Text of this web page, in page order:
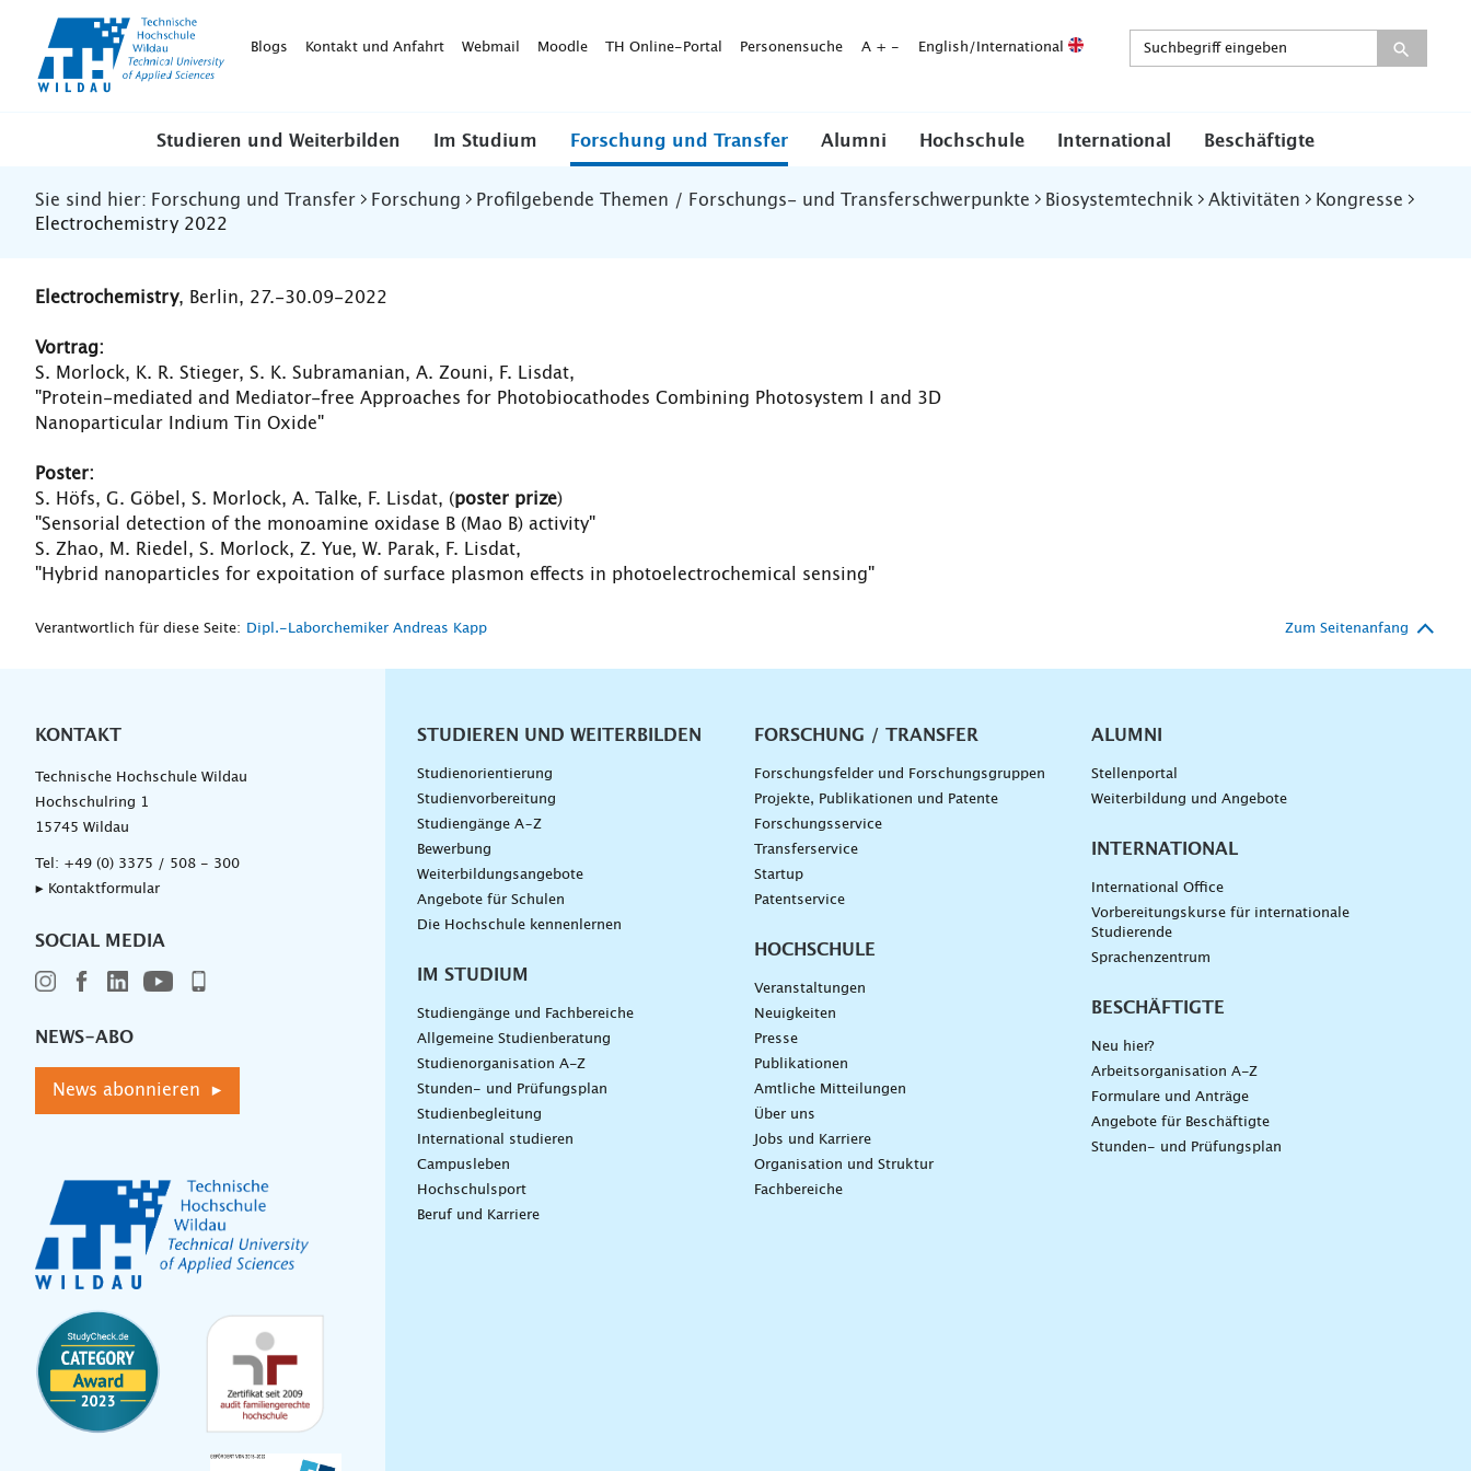
WildauBlogs Kontakt und Anfahrt Webmail Moodle TH Online-Portal Personensuche A + - English/International
Studieren und Weiterbilden Im Studium Forschung und Transfer Alumni Hochschule International Beschäftigte
Sie sind hier: Forschung und Transfer Forschung Profilgebende Themen / Forschungs- und Transferschwerpunkte Biosystemtechnik Aktivitäten
Kongresse
Electrochemistry 2022
Electrochemistry, Berlin, 27.-30.09-2022
Vortrag:
S. Morlock, K. R. Stieger, S. K. Subramanian, A. Zouni, F. Lisdat,
"Protein-mediated and Mediator-free Approaches for Photobiocathodes Combining Photosystem I and 3D
Nanoparticular Indium Tin Oxide"
Poster:
S. Höfs, G. Göbel, S. Morlock, A. Talke, F. Lisdat, (poster prize)
"Sensorial detection of the monoamine oxidase B (Mao B) activity"
S. Zhao, M. Riedel, S. Morlock, Z. Yue, W. Parak, F. Lisdat,
"Hybrid nanoparticles for expoitation of surface plasmon effects in photoelectrochemical sensing"
Verantwortlich für diese Seite: Dipl.-Laborchemiker Andreas Kapp Zum Seitenanfang
KONTAKT
Technische Hochschule Wildau
Hochschulring 1
15745 Wildau
Tel: +49 (0) 3375 / 508 - 300
▸ Kontaktformular
SOCIAL MEDIA
NEWS-ABO
News abonnieren ▸
Unternavigation
STUDIEREN UND WEITERBILDEN
Studienorientierung
Studienvorbereitung
Studiengänge A–Z
Bewerbung
Weiterbildungsangebote
Angebote für Schulen
Die Hochschule kennenlernen
IM STUDIUM
Studiengänge und Fachbereiche
Allgemeine Studienberatung
Studienorganisation A-Z
Stunden- und Prüfungsplan
Studienbegleitung
International studieren
Campusleben
Hochschulsport
Beruf und Karriere
FORSCHUNG / TRANSFER
Forschungsfelder und Forschungsgruppen
Projekte, Publikationen und Patente
Forschungsservice
Transferservice
Startup
Patentservice
HOCHSCHULE
Veranstaltungen
Neuigkeiten
Presse
Publikationen
Amtliche Mitteilungen
Über uns
Jobs und Karriere
Organisation und Struktur
Fachbereiche
ALUMNI
Stellenportal
Weiterbildung und Angebote
INTERNATIONAL
International Office
Vorbereitungskurse für internationale
Studierende
Sprachenzentrum
BESCHÄFTIGTE
Neu hier?
Arbeitsorganisation A-Z
Formulare und Anträge
Angebote für Beschäftigte
Stunden- und Prüfungsplan